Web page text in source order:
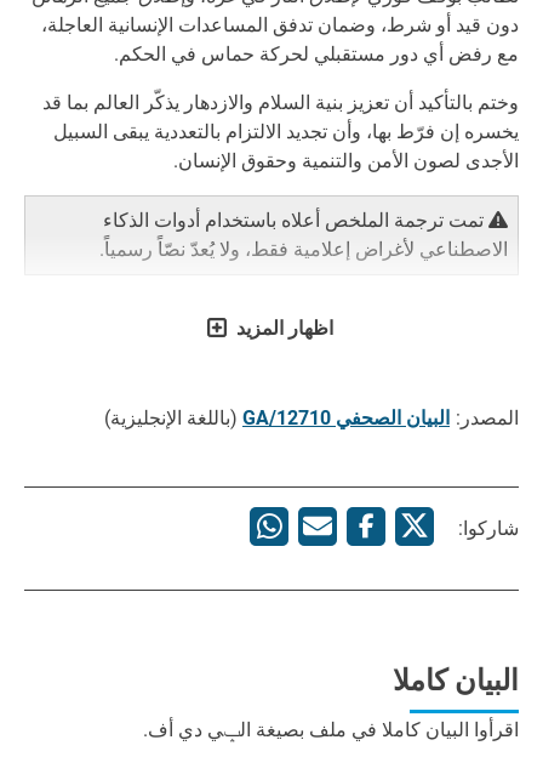
دون قيد أو شرط، وضمان تدفق المساعدات الإنسانية العاجلة،
مع رفض أي دور مستقبلي لحركة حماس في الحكم.
وختم بالتأكيد أن تعزيز بنية السلام والازدهار يذكّر العالم بما قد
يخسره إن فرّط بها، وأن تجديد الالتزام بالتعددية يبقى السبيل
الأجدى لصون الأمن والتنمية وحقوق الإنسان.
تمت ترجمة الملخص أعلاه باستخدام أدوات الذكاء
الاصطناعي لأغراض إعلامية فقط، ولا يُعدّ نصّاً رسمياً.
اظهار المزيد
المصدر: البيان الصحفي GA/12710 (باللغة الإنجليزية)
شاركوا:
البيان كاملا
اقرأوا البيان كاملا في ملف بصيغة الݒي دي أف.